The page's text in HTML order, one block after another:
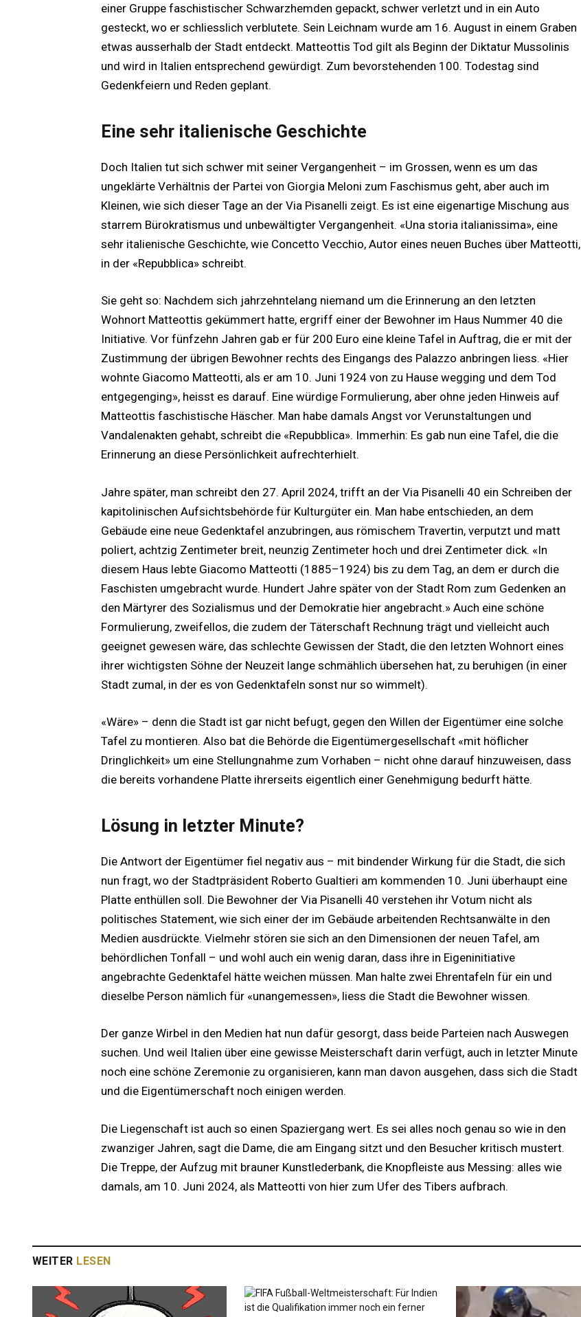
einer Gruppe faschistischer Schwarzhemden gepackt, schwer verletzt und in ein Auto
gesteckt, wo er schliesslich verblutete. Sein Leichnam wurde am 16. August in einem Graben
etwas ausserhalb der Stadt entdeckt. Matteottis Tod gilt als Beginn der Diktatur Mussolinis
und wird in Italien entsprechend gewürdigt. Zum bevorstehenden 100. Todestag sind
Gedenkfeiern und Reden geplant.
Eine sehr italienische Geschichte
Doch Italien tut sich schwer mit seiner Vergangenheit – im Grossen, wenn es um das
ungeklärte Verhältnis der Partei von Giorgia Meloni zum Faschismus geht, aber auch im
Kleinen, wie sich dieser Tage an der Via Pisanelli zeigt. Es ist eine eigenartige Mischung aus
starrem Bürokratismus und unbewältigter Vergangenheit. «Una storia italianissima», eine
sehr italienische Geschichte, wie Concetto Vecchio, Autor eines neuen Buches über Matteotti,
in der «Repubblica» schreibt.
Sie geht so: Nachdem sich jahrzehntelang niemand um die Erinnerung an den letzten
Wohnort Matteottis gekümmert hatte, ergriff einer der Bewohner im Haus Nummer 40 die
Initiative. Vor fünfzehn Jahren gab er für 200 Euro eine kleine Tafel in Auftrag, die er mit der
Zustimmung der übrigen Bewohner rechts des Eingangs des Palazzo anbringen liess. «Hier
wohnte Giacomo Matteotti, als er am 10. Juni 1924 von zu Hause wegging und dem Tod
entgegenging», heisst es darauf. Eine würdige Formulierung, aber ohne jeden Hinweis auf
Matteottis faschistische Häscher. Man habe damals Angst vor Verunstaltungen und
Vandalenakten gehabt, schreibt die «Repubblica». Immerhin: Es gab nun eine Tafel, die die
Erinnerung an diese Persönlichkeit aufrechterhielt.
Jahre später, man schreibt den 27. April 2024, trifft an der Via Pisanelli 40 ein Schreiben der
kapitolinischen Aufsichtsbehörde für Kulturgüter ein. Man habe entschieden, an dem
Gebäude eine neue Gedenktafel anzubringen, aus römischem Travertin, verputzt und matt
poliert, achtzig Zentimeter breit, neunzig Zentimeter hoch und drei Zentimeter dick. «In
diesem Haus lebte Giacomo Matteotti (1885–1924) bis zu dem Tag, an dem er durch die
Faschisten umgebracht wurde. Hundert Jahre später von der Stadt Rom zum Gedenken an
den Märtyrer des Sozialismus und der Demokratie hier angebracht.» Auch eine schöne
Formulierung, zweifellos, die zudem der Täterschaft Rechnung trägt und vielleicht auch
geeignet gewesen wäre, das schlechte Gewissen der Stadt, die den letzten Wohnort eines
ihrer wichtigsten Söhne der Neuzeit lange schmählich übersehen hat, zu beruhigen (in einer
Stadt zumal, in der es von Gedenktafeln sonst nur so wimmelt).
«Wäre» – denn die Stadt ist gar nicht befugt, gegen den Willen der Eigentümer eine solche
Tafel zu montieren. Also bat die Behörde die Eigentümergesellschaft «mit höflicher
Dringlichkeit» um eine Stellungnahme zum Vorhaben – nicht ohne darauf hinzuweisen, dass
die bereits vorhandene Platte ihrerseits eigentlich einer Genehmigung bedurft hätte.
Lösung in letzter Minute?
Die Antwort der Eigentümer fiel negativ aus – mit bindender Wirkung für die Stadt, die sich
nun fragt, wo der Stadtpräsident Roberto Gualtieri am kommenden 10. Juni überhaupt eine
Platte enthüllen soll. Die Bewohner der Via Pisanelli 40 verstehen ihr Votum nicht als
politisches Statement, wie sich einer der im Gebäude arbeitenden Rechtsanwälte in den
Medien ausdrückte. Vielmehr stören sie sich an den Dimensionen der neuen Tafel, am
behördlichen Tonfall – und wohl auch ein wenig daran, dass ihre in Eigeninitiative
angebrachte Gedenktafel hätte weichen müssen. Man halte zwei Ehrentafeln für ein und
dieselbe Person nämlich für «unangemessen», liess die Stadt die Bewohner wissen.
Der ganze Wirbel in den Medien hat nun dafür gesorgt, dass beide Parteien nach Auswegen
suchen. Und weil Italien über eine gewisse Meisterschaft darin verfügt, auch in letzter Minute
noch eine schöne Zeremonie zu organisieren, kann man davon ausgehen, dass sich die Stadt
und die Eigentümerschaft noch einigen werden.
Die Liegenschaft ist auch so einen Spaziergang wert. Es sei alles noch genau so wie in den
zwanziger Jahren, sagt die Dame, die am Eingang sitzt und den Besucher kritisch mustert.
Die Treppe, der Aufzug mit brauner Kunstlederbank, die Knopfleiste aus Messing: alles wie
damals, am 10. Juni 2024, als Matteotti von hier zum Ufer des Tibers aufbrach.
WEITER LESEN